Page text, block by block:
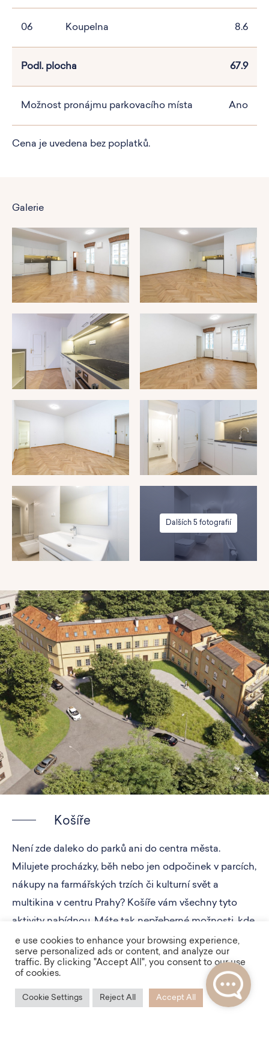
06 Koupelna 8.6
Podl. plocha 67.9
Možnost pronájmu parkovacího místa Ano
Cena je uvedena bez poplatků.
Galerie
Dalších 5 fotografií
Košíře
Není zde daleko do parků ani do centra města.
Milujete procházky, běh nebo jen odpočinek v parcích,
nákupy na farmářských trzích či kulturní svět a
multikina v centru Prahy? Košíře vám všechny tyto
aktivity nabídnou. Máte tak nepřeberné možnosti, kde
a jak si dobít energii.
e use cookies to enhance your browsing experience,
serve personalized ads or content, and analyze our
traffic. By clicking "Accept All", you consent to our use
of cookies.
Cookie Settings Reject All Accept All